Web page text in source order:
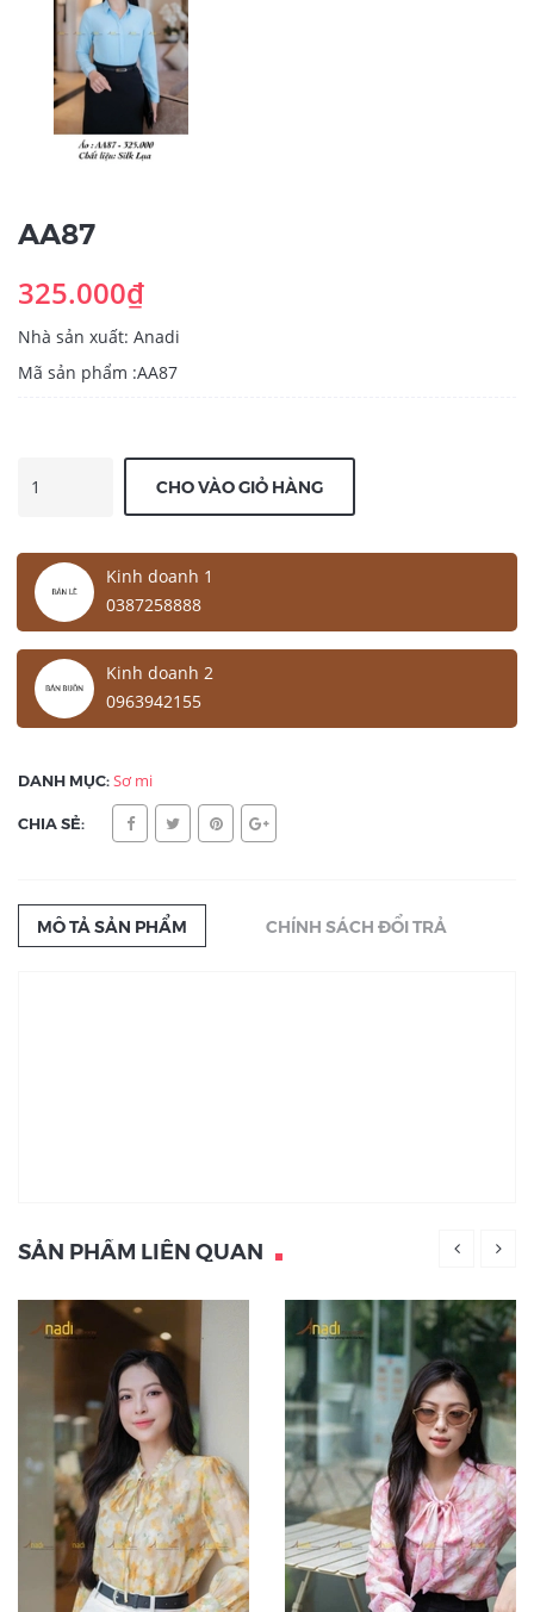
AA87
325.000₫
Nhà sản xuất: Anadi
Mã sản phẩm :AA87
CHO VÀO GIỎ HÀNG
Kinh doanh 1
0387258888
Kinh doanh 2
0963942155
DANH MỤC:Sơ mi
CHIA SẺ:
MÔ TẢ SẢN PHẨM CHÍNH SÁCH ĐỔI TRẢ
SẢN PHẨM LIÊN QUAN